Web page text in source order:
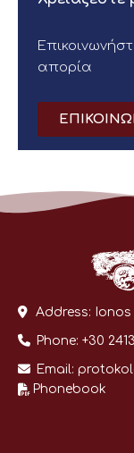
απορία
Address: Ionos
Phone: +30
Email:
Phonebook